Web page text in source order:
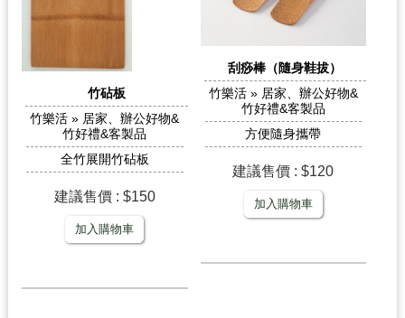
竹砧板
竹樂活 » 居家、辦公好物&
竹好禮&客製品
全竹展開竹砧板
建議售價 : $150
加入購物車
刮痧棒（隨身鞋拔）
竹樂活 » 居家、辦公好物&
竹好禮&客製品
方便隨身攜帶
建議售價 : $120
加入購物車